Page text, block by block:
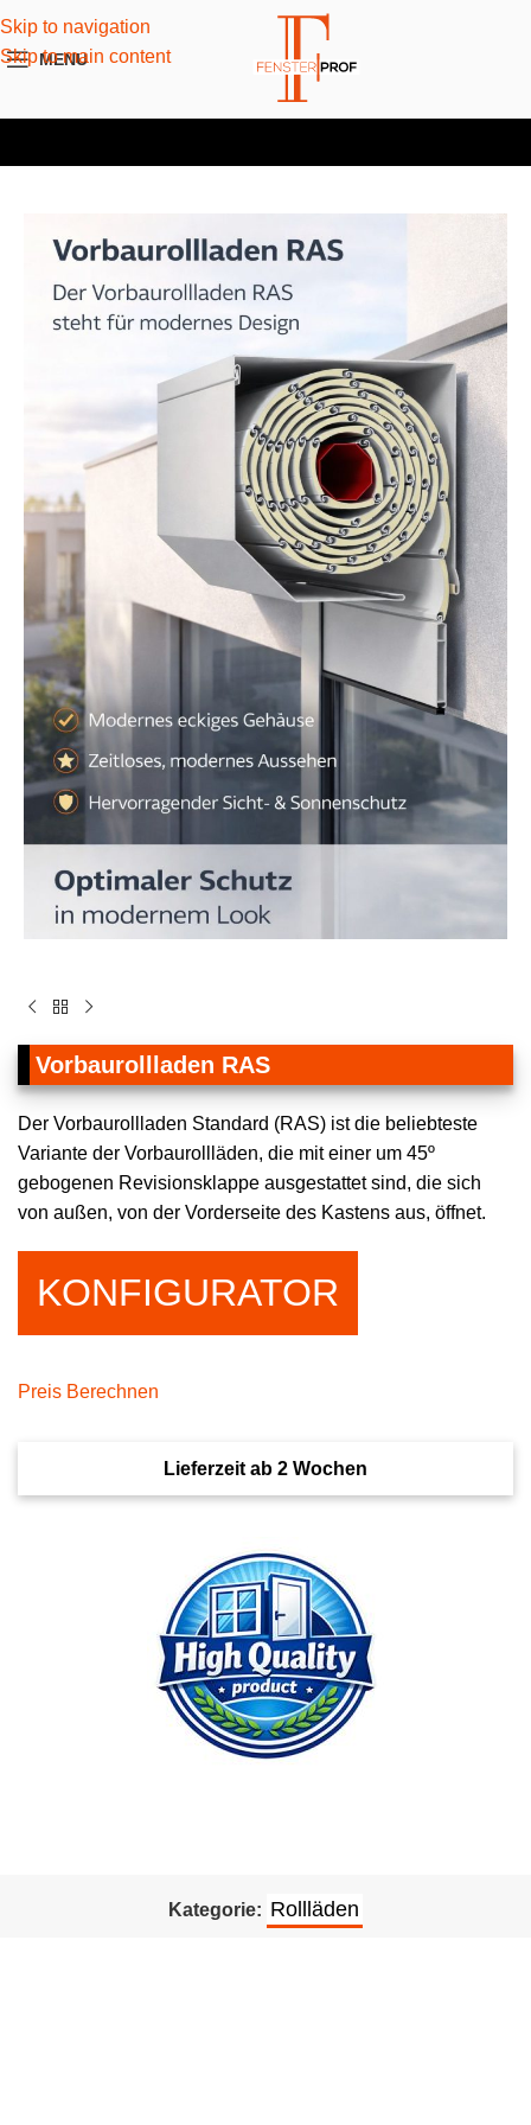
Skip to navigation
Skip to main content
MENU
Vorbaurollladen RAS
Der Vorbaurollladen Standard (RAS) ist die beliebteste
Variante der Vorbaurollläden, die mit einer um 45º
gebogenen Revisionsklappe ausgestattet sind, die sich
von außen, von der Vorderseite des Kastens aus, öffnet.
KONFIGURATOR
Preis Berechnen
Lieferzeit ab 2 Wochen
Kategorie: Rollläden